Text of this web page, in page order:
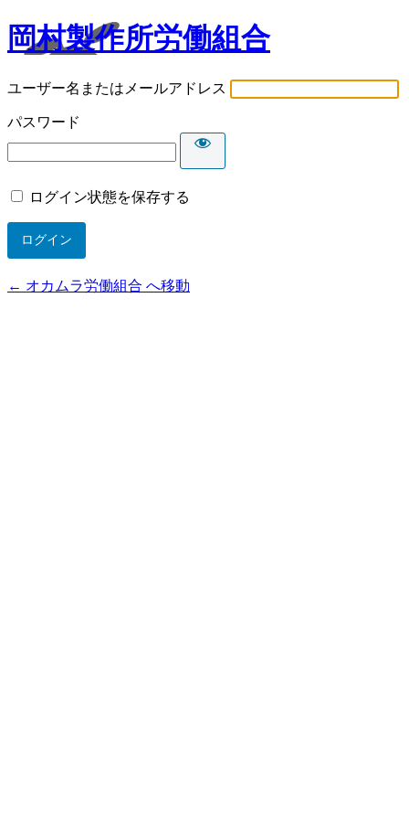
岡村製作所労働組合
ユーザー名またはメールアドレス
パスワード
ログイン状態を保存する
← オカムラ労働組合 へ移動